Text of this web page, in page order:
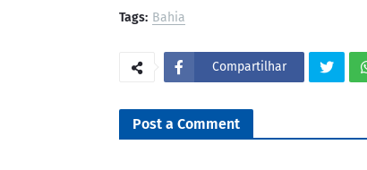
Tags: Bahia
Compartilhar
Post a Comment